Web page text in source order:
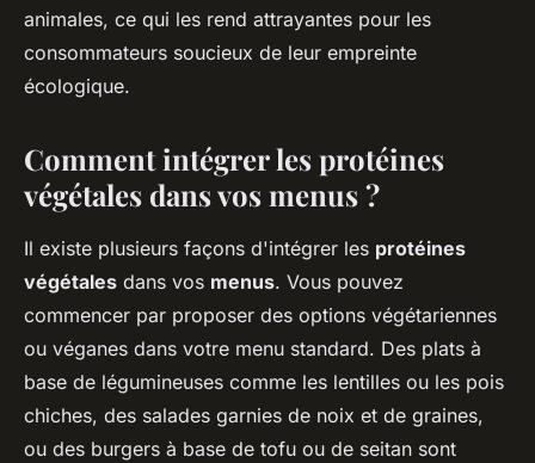
animales, ce qui les rend attrayantes pour les
consommateurs soucieux de leur empreinte
écologique.
Comment intégrer les protéines
végétales dans vos menus ?
Il existe plusieurs façons d'intégrer les protéines
végétales dans vos menus. Vous pouvez
commencer par proposer des options végétariennes
ou véganes dans votre menu standard. Des plats à
base de légumineuses comme les lentilles ou les pois
chiches, des salades garnies de noix et de graines,
ou des burgers à base de tofu ou de seitan sont